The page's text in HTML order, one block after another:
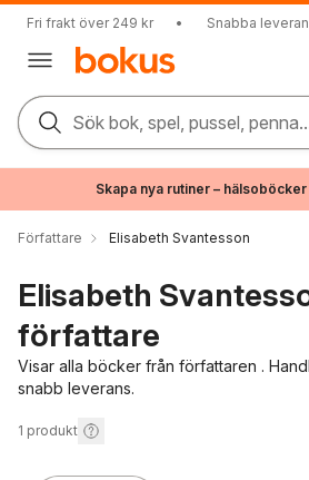
Fri frakt över 249 kr • Snabba
Sök bok, spel, pussel,
Skapa nya rutiner –
Författare Elisabeth Svantesson
Elisabeth
författare
Visar alla böcker från författaren .
snabb leverans.
1 produkt